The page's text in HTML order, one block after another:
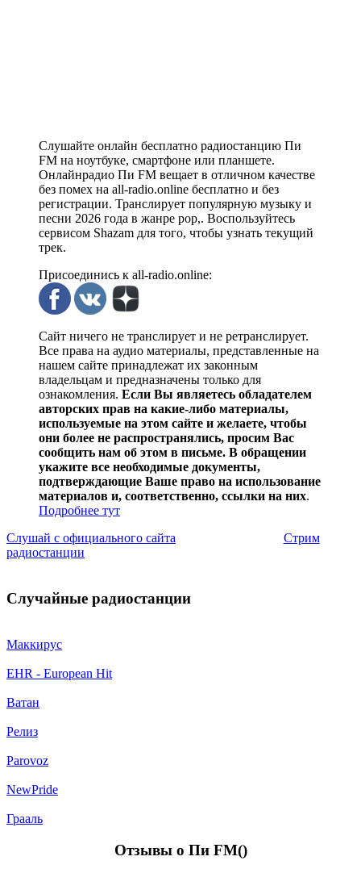
Слушайте онлайн бесплатно радиостанцию Пи
FM на ноутбуке, смартфоне или планшете.
Онлайнрадио Пи FM вещает в отличном качестве
без помех на all-radio.online бесплатно и без
регистрации. Транслирует популярную музыку и
песни 2026 года в жанре pop,. Воспользуйтесь
сервисом Shazam для того, чтобы узнать текущий
трек.
Присоединись к all-radio.online:
Сайт ничего не транслирует и не ретранслирует.
Все права на аудио материалы, представленные на
нашем сайте принадлежат их законным
владельцам и предназначены только для
ознакомления. Если Вы являетесь обладателем
авторских прав на какие-либо материалы,
используемые на этом сайте и желаете, чтобы
они более не распространялись, просим Вас
сообщить нам об этом в письме. В обращении
укажите все необходимые документы,
подтверждающие Ваше право на использование
материалов и, соответственно, ссылки на них.
Подробнее тут
Слушай с официального сайта
Стрим
радиостанции
Случайные радиостанции
Маккирус
EHR - European Hit
Ватан
Релиз
Parovoz
NewPride
Грааль
Отзывы о Пи FM()